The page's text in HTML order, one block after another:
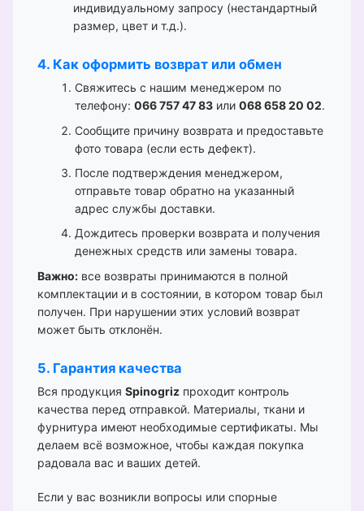
индивидуальному запросу (нестандартный
размер, цвет и т.д.).
4. Как оформить возврат или обмен
Свяжитесь с нашим менеджером по
телефону: 066 757 47 83 или 068 658 20 02.
Сообщите причину возврата и предоставьте
фото товара (если есть дефект).
После подтверждения менеджером,
отправьте товар обратно на указанный
адрес службы доставки.
Дождитесь проверки возврата и получения
денежных средств или замены товара.
Важно: все возвраты принимаются в полной
комплектации и в состоянии, в котором товар был
получен. При нарушении этих условий возврат
может быть отклонён.
5. Гарантия качества
Вся продукция Spinogriz проходит контроль
качества перед отправкой. Материалы, ткани и
фурнитура имеют необходимые сертификаты. Мы
делаем всё возможное, чтобы каждая покупка
радовала вас и ваших детей.
Если у вас возникли вопросы или спорные